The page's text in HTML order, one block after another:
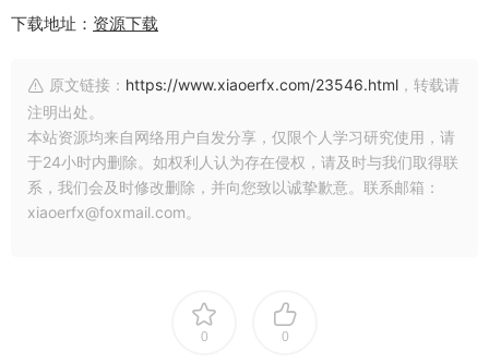
下载地址： 资源下载
原文链接： https://www.xiaoerfx.com/23546.html ，转载请
注明出处。
本站资源均来自网络用户自发分享，仅限个人学习研究使用，请
于24小时内删除。如权利人认为存在侵权，请及时与我们取得联
系，我们会及时修改删除，并向您致以诚挚歉意。联系邮箱：
xiaoerfx@foxmail.com。
0 0